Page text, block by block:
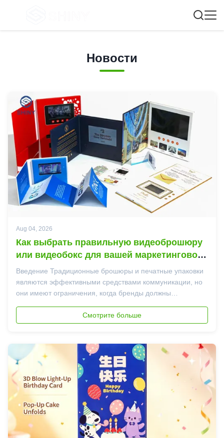
Новости
Aug 04, 2026
Как выбрать правильную видеоброшюру
или видеобокс для вашей маркетинговой
кампании
Введение Традиционные брошюры и печатные упаковки
являются эффективными средствами коммуникации, но
они имеют ограничения, когда бренды должны
маркетинга и опытного брендинга, видеоброшюры и
видеокоробки стали практичными решениями для
Смотрите больше